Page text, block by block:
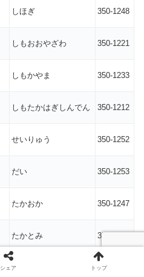
しほぎ 350-1248
しもおおやざわ 350-1221
しもかやま 350-1233
しもたかはぎしんでん 350-1212
せいりゅう 350-1252
だい 350-1253
たかおか 350-1247
たかとみ 350-1223
たかはぎ 350-1213
シェア トップ